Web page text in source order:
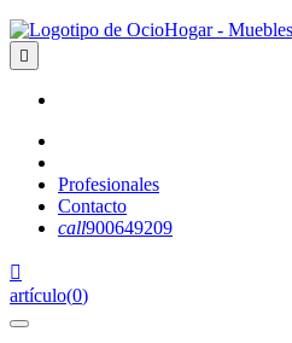

Profesionales
Contacto
call900649209

artículo(0)